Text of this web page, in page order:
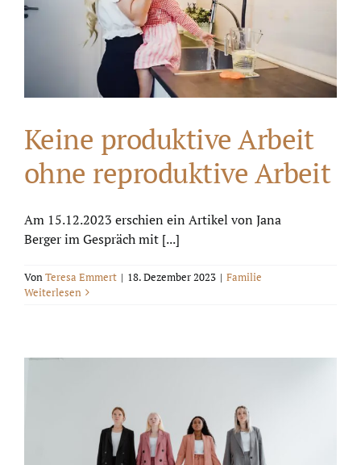
Keine produktive Arbeit
ohne reproduktive Arbeit
Am 15.12.2023 erschien ein Artikel von Jana
Berger im Gespräch mit [...]
VonTeresa Emmert | 18. Dezember 2023 | Familie
Weiterlesen